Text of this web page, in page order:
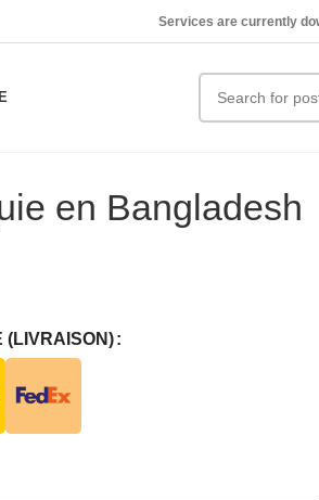
Services are currently
en Bangladesh
(LIVRAISON)